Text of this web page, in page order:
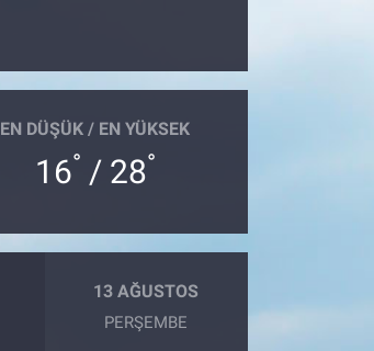
EN DÜŞÜK / EN YÜKSEK
16° / 28°
13 AĞUSTOS
PERŞEMBE